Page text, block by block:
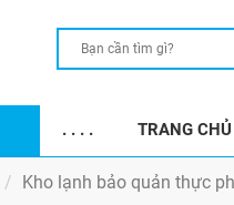
. . . . TRANG CHỦ
Kho lạnh bảo quản thực